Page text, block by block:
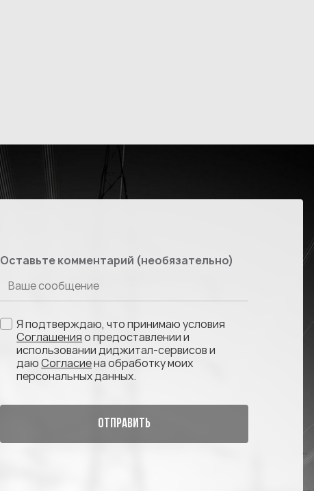
Оставьте комментарий (необязательно)
Я подтверждаю, что принимаю условия
Соглашенияо предоставлении и
использовании диджитал-сервисов и
даюСогласиена обработку моих
персональных данных.
ОТПРАВИТЬ